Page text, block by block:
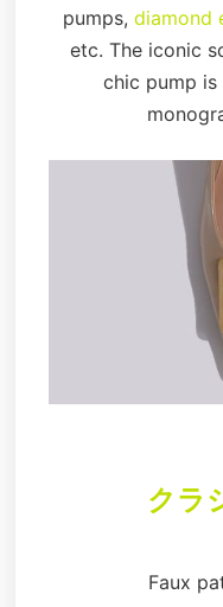
pumps, diamond
etc. The iconic
chic pump
クラ
Faux